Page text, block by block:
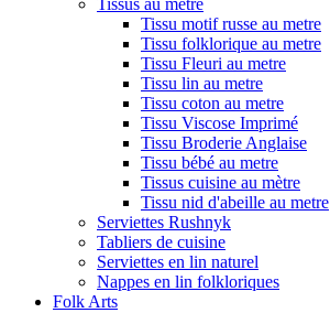
Tissus au metre
Tissu motif russe au metre
Tissu folklorique au metre
Tissu Fleuri au metre
Tissu lin au metre
Tissu coton au metre
Tissu Viscose Imprimé
Tissu Broderie Anglaise
Tissu bébé au metre
Tissus cuisine au mètre
Tissu nid d'abeille au metre
Serviettes Rushnyk
Tabliers de cuisine
Serviettes en lin naturel
Nappes en lin folkloriques
Folk Arts